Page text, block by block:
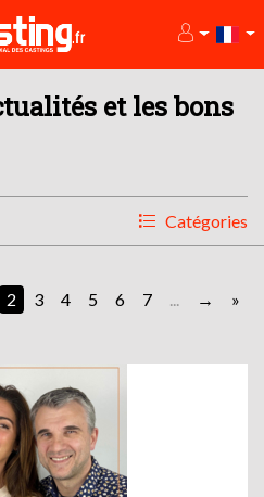
et les bons
Catégories
2 3 4 5 6 7 ... »